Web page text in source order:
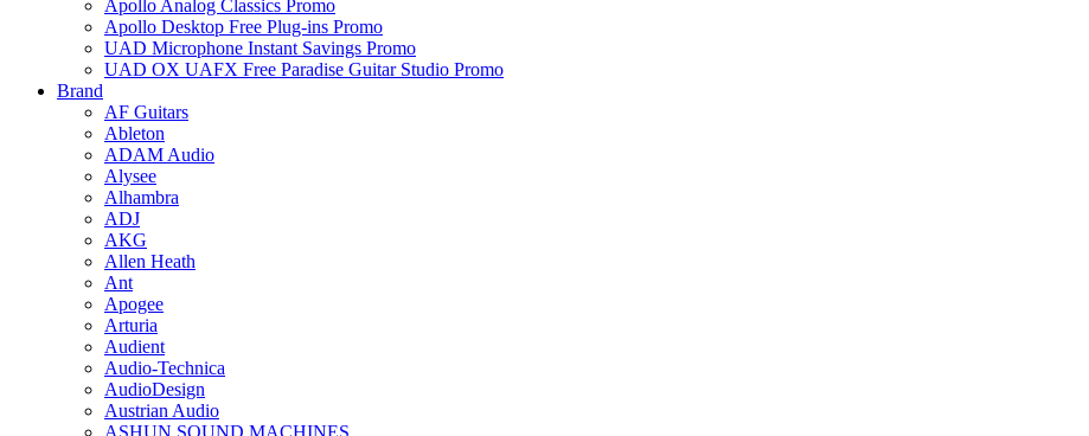
Apollo Analog Classics Promo
Apollo Desktop Free Plug-ins Promo
UAD Microphone Instant Savings Promo
UAD OX UAFX Free Paradise Guitar Studio Promo
Brand
AF Guitars
Ableton
ADAM Audio
Alysee
Alhambra
ADJ
AKG
Allen Heath
Ant
Apogee
Arturia
Audient
Audio-Technica
AudioDesign
Austrian Audio
ASHUN SOUND MACHINES